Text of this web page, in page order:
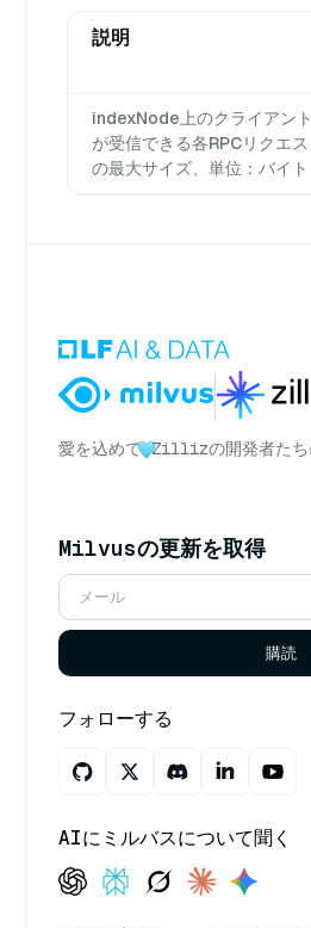
説明
indexNode上のクライアント
が受信できる各RPCリクエス
の最大サイズ、単位：バイト
愛を込めて Zillizの開発者たち
Milvusの更新を取得
購読
フォローする
AIにミルバスについて聞く